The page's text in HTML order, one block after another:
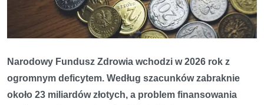
Narodowy Fundusz Zdrowia wchodzi w 2026 rok z
ogromnym deficytem. Według szacunków zabraknie
około 23 miliardów złotych, a problem finansowania